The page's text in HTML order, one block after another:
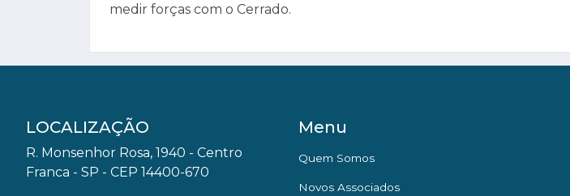
medir forças com o Cerrado.
LOCALIZAÇÃO
R. Monsenhor Rosa, 1940 - Centro
Franca - SP - CEP 14400-670
Menu
Quem Somos
Novos Associados